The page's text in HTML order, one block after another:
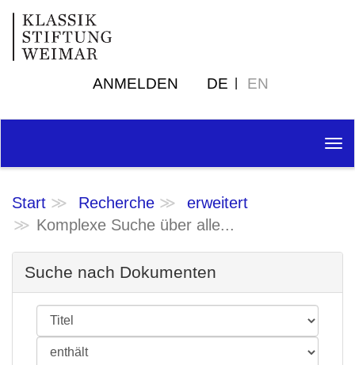
ANMELDEN DE EN
Start Recherche
erweitert
Komplexe Suche über alle...
Suche nach Dokumenten